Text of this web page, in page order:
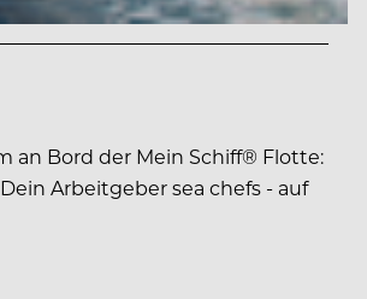
an Bord der Mein Schiff® Flotte:
Arbeitgeber sea chefs - auf